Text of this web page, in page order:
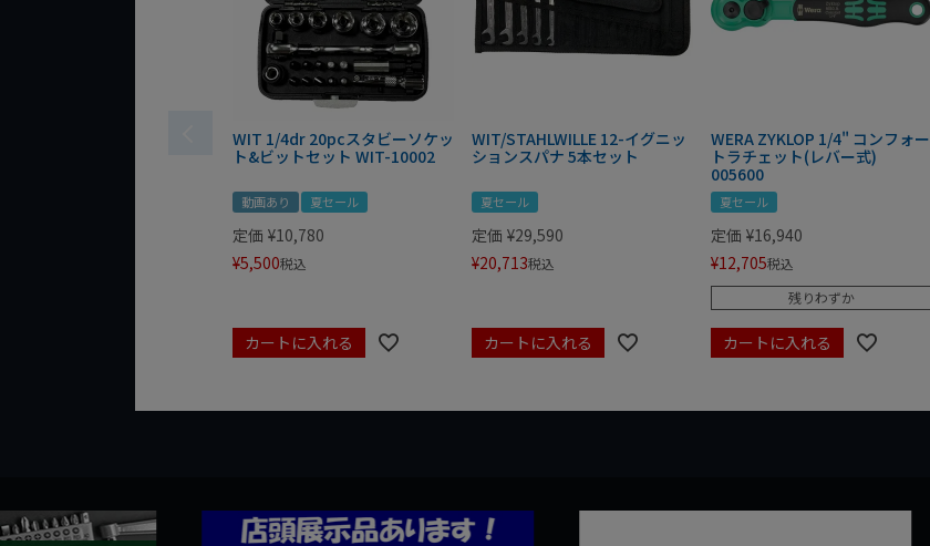
WIT 1/4dr 20pcスタビーソケッ
ト&ビットセット WIT-10002
動画あり 夏セール
定価 ¥10,780
¥5,500税込
カートに入れる
WIT/STAHLWILLE 12-イグニッ
ションスパナ 5本セット
夏セール
定価 ¥29,590
¥20,713税込
カートに入れる
WERA ZYKLOP 1/4" コンフォー
トラチェット(レバー式)
005600
夏セール
定価 ¥16,940
¥12,705税込
残りわずか
カートに入れる